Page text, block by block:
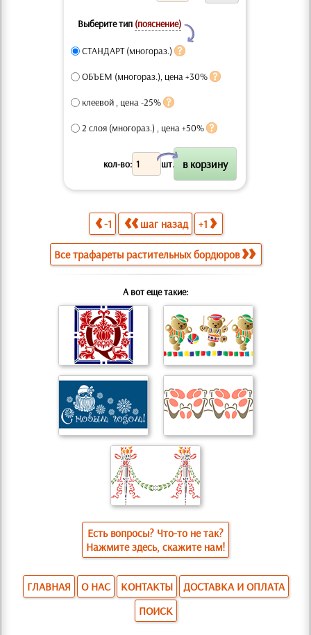
Выберите тип (пояснение)
Y
СТАНДАРТ (многораз.)
ОБЪЕМ (многораз.), цена +30%
клеевой , цена -25%
2 слоя (многораз.) , цена +50%
кол-во: шт.
X
-1 шаг назад +1
Все трафареты растительных бордюров
А вот еще такие:
Есть вопросы? Что-то не так?
Нажмите здесь, скажите нам!
ГЛАВНАЯ О НАС КОНТАКТЫ
ДОСТАВКА И ОПЛАТА
ПОИСК